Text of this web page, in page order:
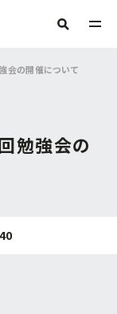
開拓
起業
会の開催について
勉強会の